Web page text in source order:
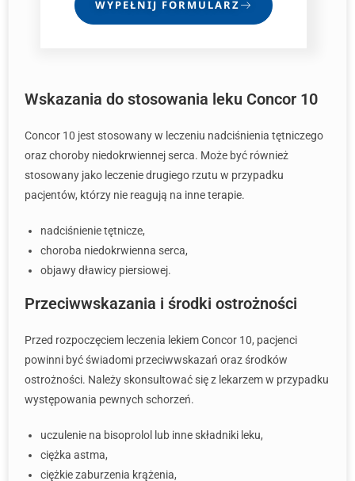
WYPEŁNIJ FORMULARZ
Wskazania do stosowania leku Concor 10
Concor 10 jest stosowany w leczeniu nadciśnienia tętniczego
oraz choroby niedokrwiennej serca. Może być również
stosowany jako leczenie drugiego rzutu w przypadku
pacjentów, którzy nie reagują na inne terapie.
nadciśnienie tętnicze,
choroba niedokrwienna serca,
objawy dławicy piersiowej.
Przeciwwskazania i środki ostrożności
Przed rozpoczęciem leczenia lekiem Concor 10, pacjenci
powinni być świadomi przeciwwskazań oraz środków
ostrożności. Należy skonsultować się z lekarzem w przypadku
występowania pewnych schorzeń.
uczulenie na bisoprolol lub inne składniki leku,
ciężka astma,
ciężkie zaburzenia krążenia,